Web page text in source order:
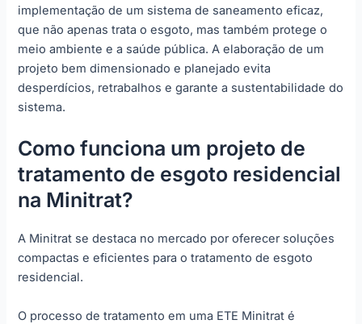
implementação de um sistema de saneamento eficaz,
que não apenas trata o esgoto, mas também protege o
meio ambiente e a saúde pública. A elaboração de um
projeto bem dimensionado e planejado evita
desperdícios, retrabalhos e garante a sustentabilidade do
sistema.
Como funciona um projeto de
tratamento de esgoto residencial
na Minitrat?
A Minitrat se destaca no mercado por oferecer soluções
compactas e eficientes para o tratamento de esgoto
residencial.
O processo de tratamento em uma ETE Minitrat é